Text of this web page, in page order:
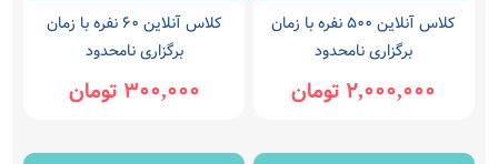
کلاس آنلاین 500 نفره با زمان
برگزاری نامحدود
2,000,000 تومان
کلاس آنلاین 60 نفره با زمان
برگزاری نامحدود
300,000 تومان